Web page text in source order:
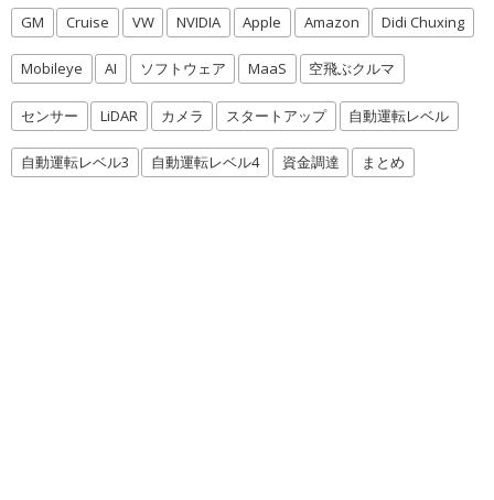
GM Cruise VW NVIDIA Apple Amazon Didi Chuxing
Mobileye AI ソフトウェア MaaS 空飛ぶクルマ
センサー LiDAR カメラ スタートアップ 自動運転レベル
自動運転レベル3 自動運転レベル4 資金調達 まとめ